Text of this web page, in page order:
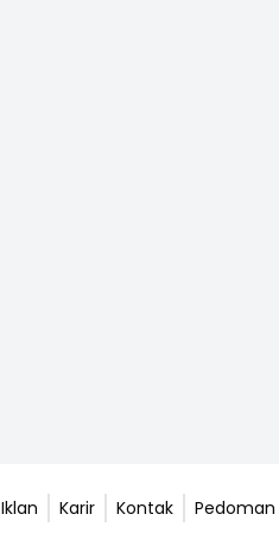
Iklan Karir Kontak Pedoman